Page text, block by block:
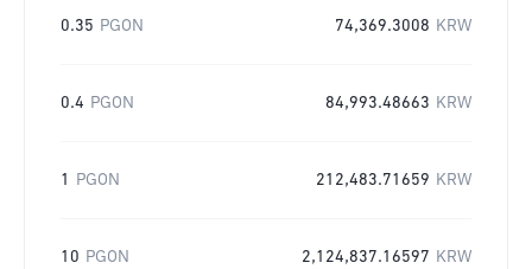
0.35 PGON 74,369.3008 KRW
0.4 PGON 84,993.48663 KRW
1 PGON 212,483.71659 KRW
10 PGON 2,124,837.16597 KRW